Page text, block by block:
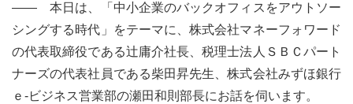
―― 本日は、「中小企業のバックオフィスをアウトソー
シングする時代」をテーマに、株式会社マネーフォワード
の代表取締役である辻庸介社長、税理士法人ＳＢＣパート
ナーズの代表社員である柴田昇先生、株式会社みずほ銀行
ｅ-ビジネス営業部の瀬田和則部長にお話を伺います。